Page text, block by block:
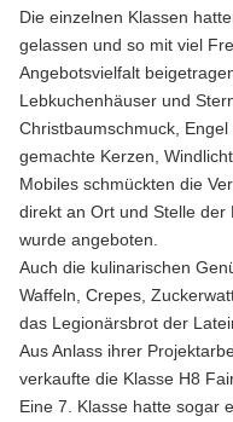
Die einzelnen Klassen
gelassen und so mit viel
Angebotsvielfalt
Lebkuchenhäuser und
Christbaumschmuck,
gemachte Kerzen,
Mobiles schmückten die
direkt an Ort und Stelle der
wurde angeboten.
Auch die kulinarischen
Waffeln, Crepes,
das Legionärsbrot der
Aus Anlass ihrer
verkaufte die Klasse H8
Eine 7. Klasse hatte sogar